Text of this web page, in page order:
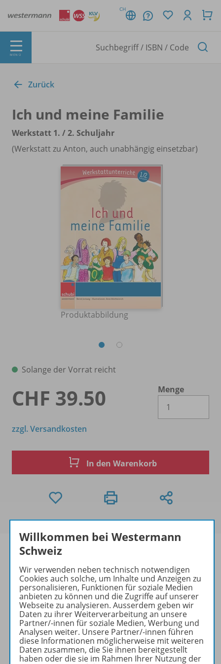
CH
MENÜ
Zurück
Ich und meine Familie
Werkstatt 1. /2. Schuljahr
(Werkstatt zu Anton, auch unabhängig einsetzbar)
Produktabbildung
Solange der Vorrat reicht
CHF 39.50
Menge
zzgl. Versandkosten
In den Warenkorb
Produktinformationen
Beschreibung
Zugehörige Produkte
Willkommen bei Westermann
Schweiz
Wir verwenden neben technisch notwendigen
Cookies auch solche, um Inhalte und Anzeigen zu
personalisieren, Funktionen für soziale Medien
anbieten zu können und die Zugriffe auf unserer
Webseite zu analysieren. Ausserdem geben wir
Daten zu ihrer Weiterverarbeitung an unsere
Partner/-innen für soziale Medien, Werbung und
Analysen weiter. Unsere Partner/-innen führen
diese Informationen möglicherweise mit weiteren
Daten zusammen, die Sie ihnen bereitgestellt
haben oder die sie im Rahmen Ihrer Nutzung der